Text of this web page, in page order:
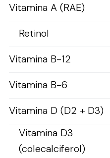
Vitamina A (RAE)
Retinol
Vitamina B-12
Vitamina B-6
Vitamina D (D2 + D3)
Vitamina D3
(colecalciferol)